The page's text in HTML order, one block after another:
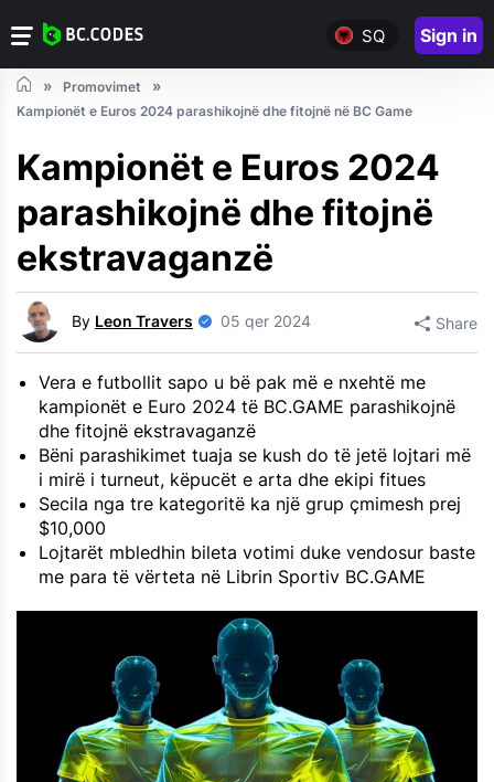
SQ Sign in
Promovimet
Kampionët e Euros 2024 parashikojnë dhe fitojnë në BC Game
Kampionët e Euros 2024
parashikojnë dhe fitojnë
ekstravaganzë
By Leon Travers 05 qer 2024 Share
Vera e futbollit sapo u bë pak më e nxehtë me
kampionët e Euro 2024 të BC.GAME parashikojnë
dhe fitojnë ekstravaganzë
Bëni parashikimet tuaja se kush do të jetë lojtari më
i mirë i turneut, këpucët e arta dhe ekipi fitues
Secila nga tre kategoritë ka një grup çmimesh prej
$10,000
Lojtarët mbledhin bileta votimi duke vendosur baste
me para të vërteta në Librin Sportiv BC.GAME